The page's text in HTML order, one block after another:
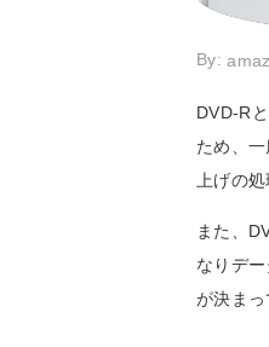
By:
DVD-R
ため、
上げの
また、
なりデ
が決まっ